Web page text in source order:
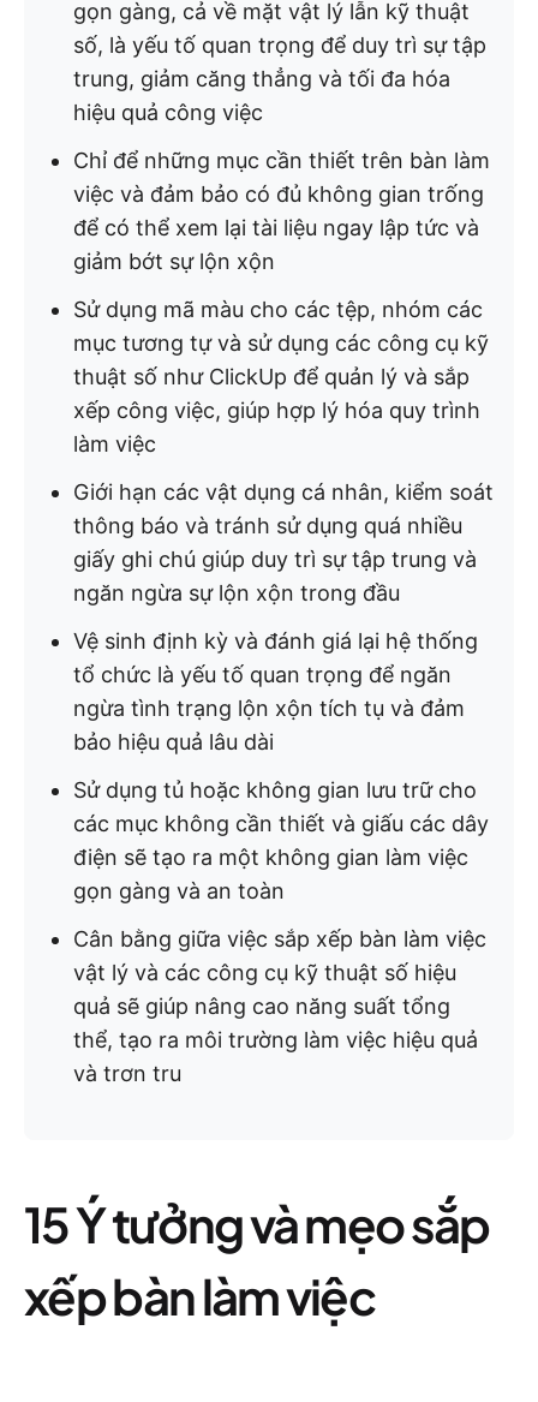
gọn gàng, cả về mặt vật lý lẫn kỹ thuật
số, là yếu tố quan trọng để duy trì sự tập
trung, giảm căng thẳng và tối đa hóa
hiệu quả công việc
Chỉ để những mục cần thiết trên bàn làm
việc và đảm bảo có đủ không gian trống
để có thể xem lại tài liệu ngay lập tức và
giảm bớt sự lộn xộn
Sử dụng mã màu cho các tệp, nhóm các
mục tương tự và sử dụng các công cụ kỹ
thuật số như ClickUp để quản lý và sắp
xếp công việc, giúp hợp lý hóa quy trình
làm việc
Giới hạn các vật dụng cá nhân, kiểm soát
thông báo và tránh sử dụng quá nhiều
giấy ghi chú giúp duy trì sự tập trung và
ngăn ngừa sự lộn xộn trong đầu
Vệ sinh định kỳ và đánh giá lại hệ thống
tổ chức là yếu tố quan trọng để ngăn
ngừa tình trạng lộn xộn tích tụ và đảm
bảo hiệu quả lâu dài
Sử dụng tủ hoặc không gian lưu trữ cho
các mục không cần thiết và giấu các dây
điện sẽ tạo ra một không gian làm việc
gọn gàng và an toàn
Cân bằng giữa việc sắp xếp bàn làm việc
vật lý và các công cụ kỹ thuật số hiệu
quả sẽ giúp nâng cao năng suất tổng
thể, tạo ra môi trường làm việc hiệu quả
và trơn tru
15 Ý tưởng và mẹo sắp
xếp bàn làm việc